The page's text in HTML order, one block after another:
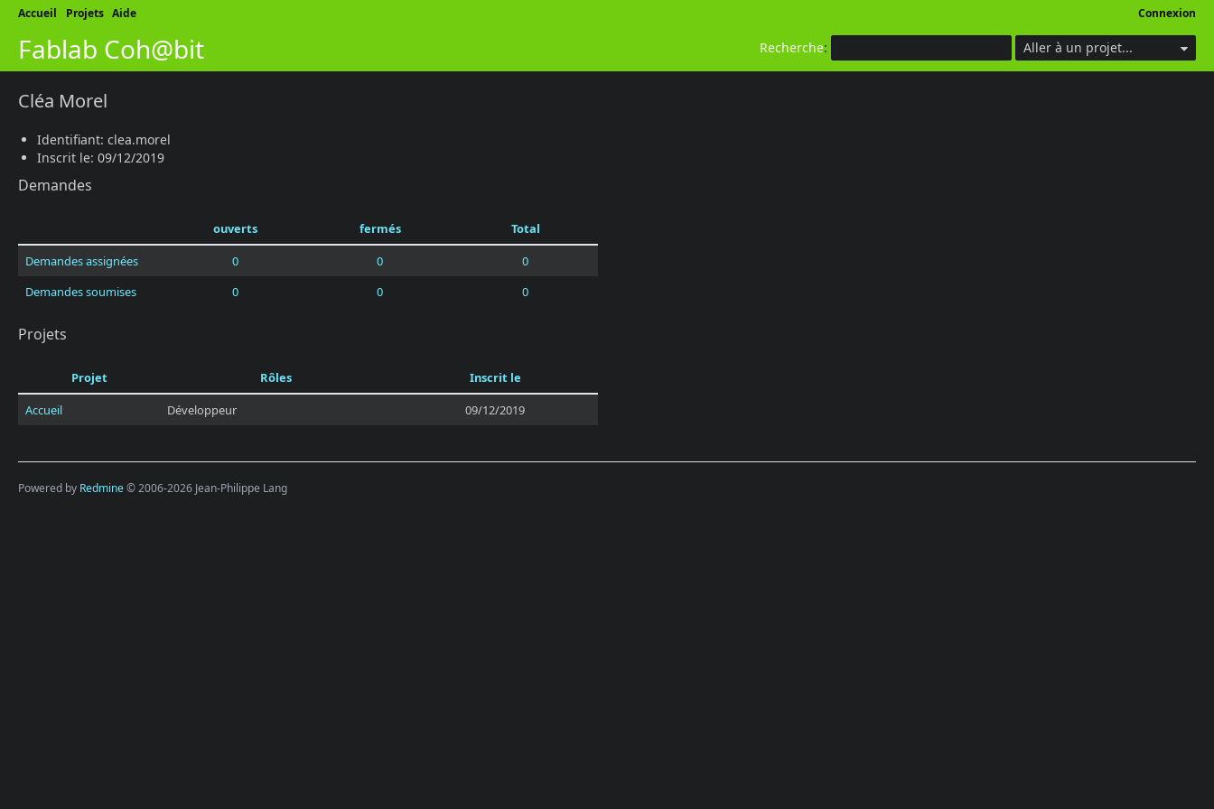
Connexion
Accueil Projets Aide
Recherche: Aller à un projet...
Fablab Coh@bit
Cléa Morel
Identifiant: clea.morel
Inscrit le: 09/12/2019
Demandes
ouverts fermés
Total
Demandes assignées
0 0
0
Demandes soumises
0 0 0
Projets
Projet Rôles
Inscrit le
Accueil
Développeur 09/12/2019
Powered by Redmine© 2006-2026 Jean-Philippe Lang